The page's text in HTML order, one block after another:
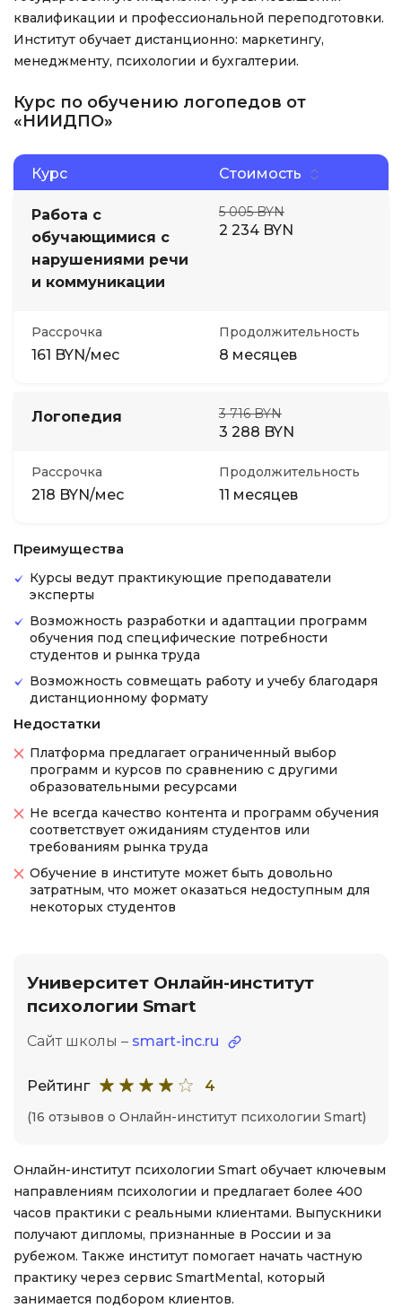
квалификации и профессиональной переподготовки.
Институт обучает дистанционно: маркетингу,
менеджменту, психологии и бухгалтерии.
Курс по обучению логопедов от
«НИИДПО»
Курс Стоимость
Работа с
обучающимися с
нарушениями речи
и коммуникации
5 005 BYN
2 234 BYN
Рассрочка
161 BYN/мес
Продолжительность
8 месяцев
Логопедия 3 716 BYN
3 288 BYN
Рассрочка
218 BYN/мес
Продолжительность
11 месяцев
Преимущества
Курсы ведут практикующие преподаватели
эксперты
Возможность разработки и адаптации программ
обучения под специфические потребности
студентов и рынка труда
Возможность совмещать работу и учебу благодаря
дистанционному формату
Недостатки
Платформа предлагает ограниченный выбор
программ и курсов по сравнению с другими
образовательными ресурсами
Не всегда качество контента и программ обучения
соответствует ожиданиям студентов или
требованиям рынка труда
Обучение в институте может быть довольно
затратным, что может оказаться недоступным для
некоторых студентов
Университет Онлайн-институт
психологии Smart
Сайт школы – smart-inc.ru
Рейтинг 4
(16 отзывов о Онлайн-институт психологии Smart)
Онлайн-институт психологии Smart обучает ключевым
направлениям психологии и предлагает более 400
часов практики с реальными клиентами. Выпускники
получают дипломы, признанные в России и за
рубежом. Также институт помогает начать частную
практику через сервис SmartMental, который
занимается подбором клиентов.